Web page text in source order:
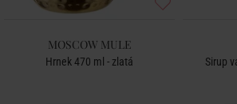
MOSCOW MULE
Hrnek 470 ml - zlatá Sirup